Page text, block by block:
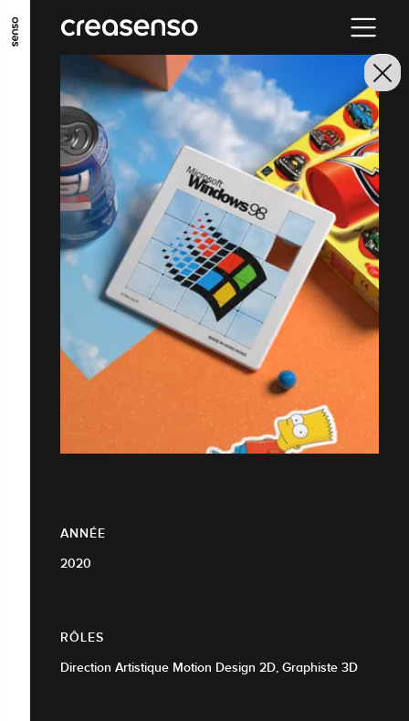
ALLER AU CONTENU PRINCIPAL
ALLER AU MENU PRINCIPAL
ALLER EN BAS DE PAGE
ANNÉE
2020
RÔLES
Direction Artistique Motion Design 2D, Graphiste 3D